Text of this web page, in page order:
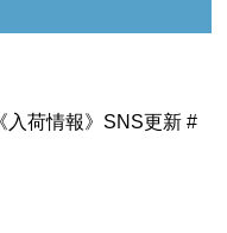
入荷情報》SNS更新 #